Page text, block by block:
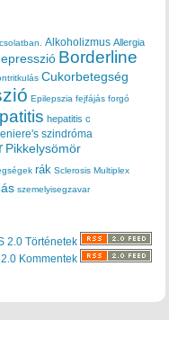
Alkoholizmus Allergia
Borderline
Cukorbetegség
Epilepszia fejfájás forgó
hepatitis c
szindróma
Pikkelysömör
rák Sclerosis Multiplex
szemelyisegzavar
2.0 Történetek
Kommentek